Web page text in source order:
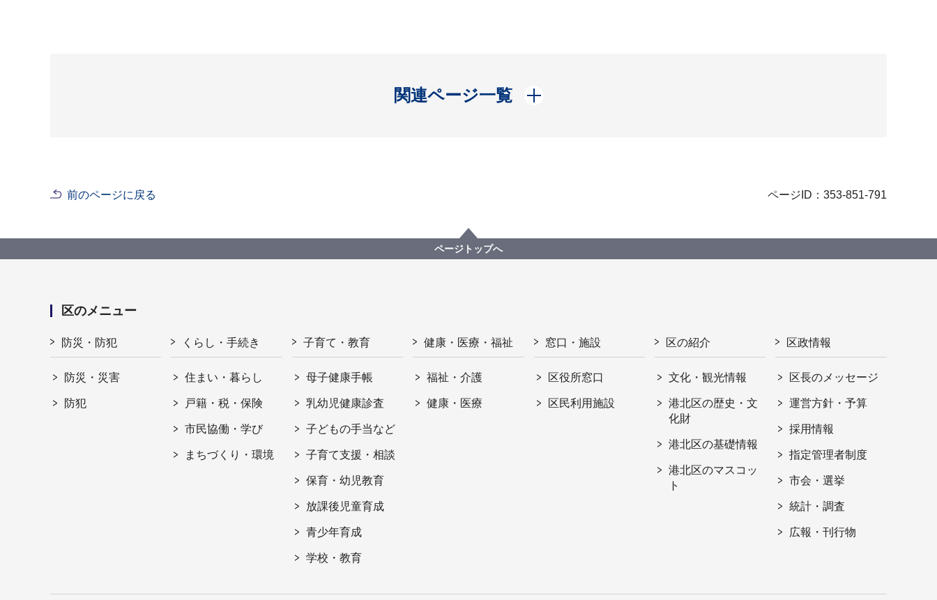
関連ページ一覧
開く
前のページに戻る ページID：353-851-791
ページトップへ
区のメニュー
防災・防犯
防災・災害
防犯
くらし・手続き
住まい・暮らし
戸籍・税・保険
市民協働・学び
まちづくり・環境
子育て・教育
母子健康手帳
乳幼児健康診査
子どもの手当など
子育て支援・相談
保育・幼児教育
放課後児童育成
青少年育成
学校・教育
健康・医療・福祉
福祉・介護
健康・医療
窓口・施設
区役所窓口
区民利用施設
区の紹介
文化・観光情報
港北区の歴史・文
化財
港北区の基礎情報
港北区のマスコッ
ト
区政情報
区長のメッセージ
運営方針・予算
採用情報
指定管理者制度
市会・選挙
統計・調査
広報・刊行物